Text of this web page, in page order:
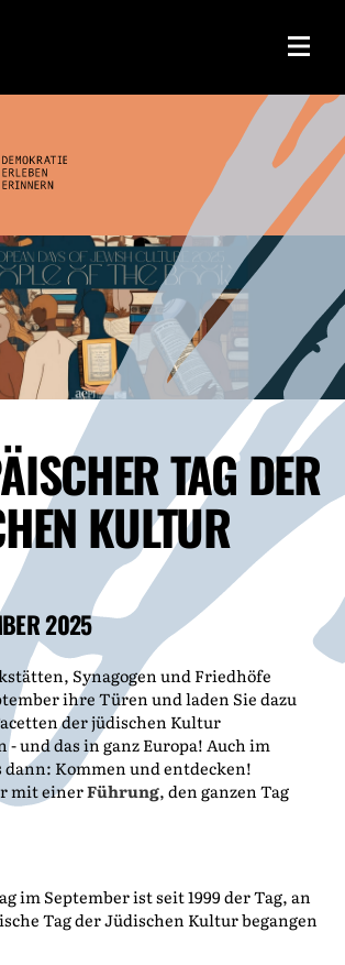
TAG DER
KULTUR
2025
Synagogen und Friedhöfe
ihre Türen und laden Sie dazu
der jüdischen Kultur
und das in ganz Europa! Auch im
dann: Kommen und entdecken!
mit einerFührung, den ganzen Tag
im September ist seit 1999 der Tag, an
Tag der Jüdischen Kultur begangen